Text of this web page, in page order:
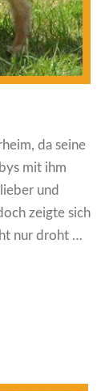
da seine
mit ihm
und
zeigte sich
nur droht …